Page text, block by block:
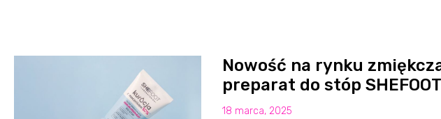
Nowość na rynku
preparat do stóp SHEFOOT
18 marca, 2025